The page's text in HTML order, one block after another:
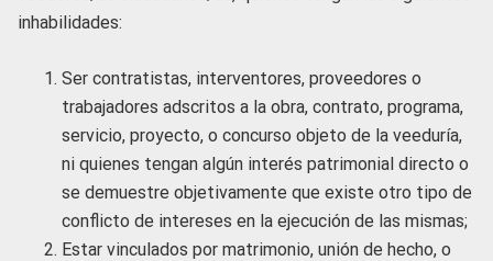
inhabilidades:
Ser contratistas, interventores, proveedores o
trabajadores adscritos a la obra, contrato, programa,
servicio, proyecto, o concurso objeto de la veeduría,
ni quienes tengan algún interés patrimonial directo o
se demuestre objetivamente que existe otro tipo de
conflicto de intereses en la ejecución de las mismas;
Estar vinculados por matrimonio, unión de hecho, o